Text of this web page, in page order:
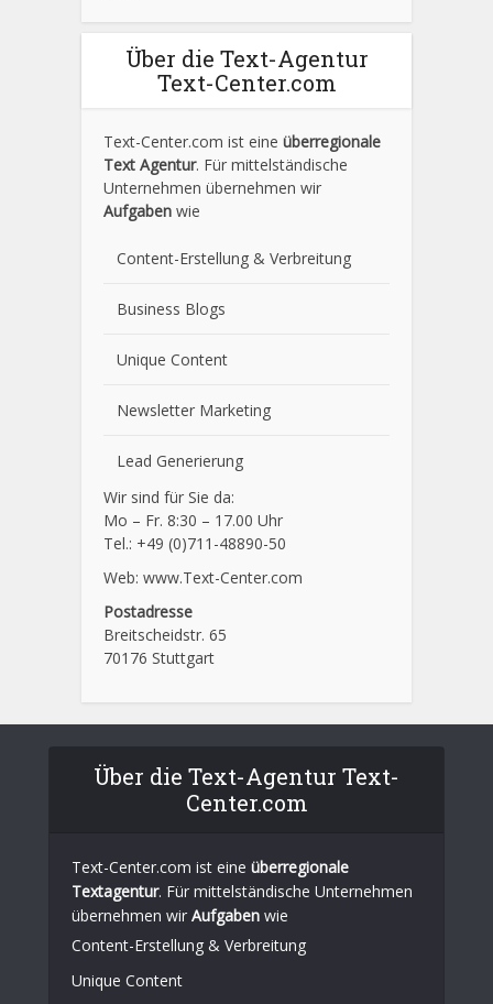
Über die Text-Agentur
Text-Center.com
Text-Center.com ist eine überregionale
Text Agentur. Für mittelständische
Unternehmen übernehmen wir
Aufgaben wie
Content-Erstellung & Verbreitung
Business Blogs
Unique Content
Newsletter Marketing
Lead Generierung
Wir sind für Sie da:
Mo – Fr. 8:30 – 17.00 Uhr
Tel.: +49 (0)711-48890-50
Web: www.Text-Center.com
Postadresse
Breitscheidstr. 65
70176 Stuttgart
Über die Text-Agentur Text-
Center.com
Text-Center.com ist eine überregionale
Textagentur. Für mittelständische Unternehmen
übernehmen wir Aufgaben wie
Content-Erstellung & Verbreitung
Unique Content